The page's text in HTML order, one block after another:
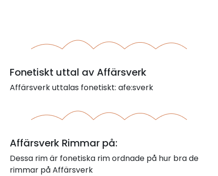
Fonetiskt uttal av Affärsverk
Affärsverk uttalas fonetiskt: afe:sverk
Affärsverk Rimmar på:
Dessa rim är fonetiska rim ordnade på hur bra de
rimmar på Affärsverk